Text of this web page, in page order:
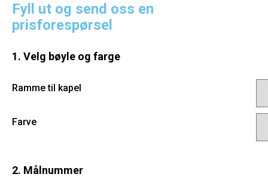
Fyll ut og send oss en
prisforespørsel
1. Velg bøyle og farge
Ramme til kapel
Farve
2. Målnummer